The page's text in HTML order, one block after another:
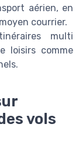
aérien, en
courrier.
multi
loisirs comme
vols